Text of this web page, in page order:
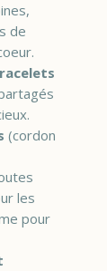
de
(cordon
les
pour